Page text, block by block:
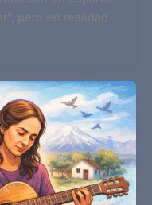
pero en realidad